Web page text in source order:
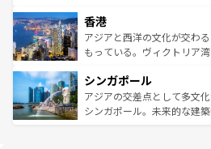
とつ。フォーやバインミー
ひ現地で味わいたい。どの
が旅行者を迎えてくれるの
参照してほしい。
の活気が交差している。北
帯で自然と触れ合い、南部
いビーチでリゾート気分を
激する。気候は一年中温暖
が待っている。親しみやす
た文化、そして多様な観光
香港
アジアと西洋の文化が交わ
もっている。ヴィクトリア
み、どこを訪れても感動す
ており、効率よく見どころ
うな絶景から文化的な体験
シンガポール
アジアの交差点として多文
シンガポール。未来的な建